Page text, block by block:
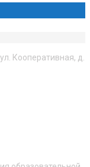
Кооперативная, д.